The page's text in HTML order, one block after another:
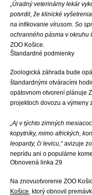
„Úradný veterinárny lekár
potvrdil, že klinické
na infikovanie vírusom. So
ochranného pásma v okruhu
ZOO Košice.
Štandardné podmienky
Zoologická záhrada bude
štandardnými otváracími
opätovnom otvorení plánuje
projektoch dovozu a výmeny
„Aj v týchto zimných
kopytníky, mimo afrických,
leopardy, či levicu,“avizuje
neprídu ani o populárne
Obnovená linka 29
Na znovuotvorenie ZOO
Košice, ktorý obnovil